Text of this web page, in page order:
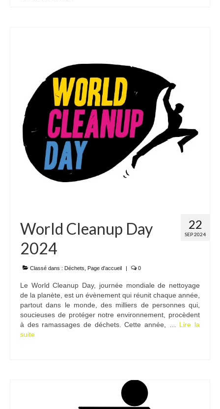
22
SEP 2024
World Cleanup Day
2024
Classé dans : Déchets Page d'accueil | 0
Le World Cleanup Day, journée mondiale de nettoyage
de la planète, est un évènement qui réunit chaque année,
partout dans le monde, des milliers de personnes qui,
soucieuses de protéger notre environnement, procèdent
à des ramassages de déchets. Cette année, … Lire la
suite­­